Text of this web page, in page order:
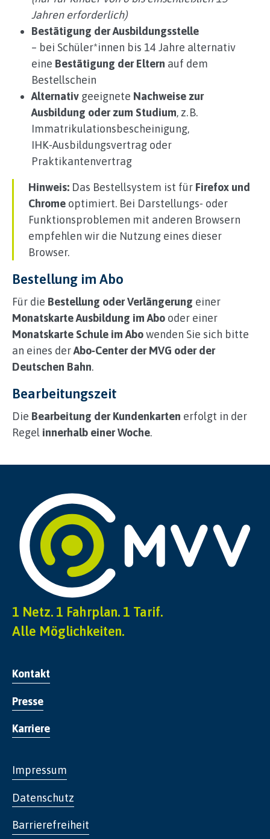
e
c
d
a
e
.
r
e
s
s
h
q
u
e
m
k
t
o
t
e
e
o
r
s
Jahren erforderlich)
Bestätigung der Ausbildungsstelle
– bei Schüler*innen bis 14 Jahre alternativ
eine Bestätigung der Eltern auf dem
Bestellschein
Alternativ geeignete Nachweise zur
Ausbildung oder zum Studium, z. B.
Immatrikulationsbescheinigung,
IHK‑Ausbildungsvertrag oder
Praktikantenvertrag
Hinweis: Das Bestellsystem ist für Firefox und
Chrome optimiert. Bei Darstellungs‑ oder
Funktionsproblemen mit anderen Browsern
empfehlen wir die Nutzung eines dieser
Browser.
Bestellung im Abo
Für die Bestellung oder Verlängerung einer
Monatskarte Ausbildung im Abo oder einer
Monatskarte Schule im Abowenden Sie sich bitte
an eines derAbo‑Center der MVG oder der
Deutschen Bahn.
Bearbeitungszeit
Die Bearbeitung der Kundenkarten erfolgt in der
Regel innerhalb einer Woche.
1 Netz. 1 Fahrplan. 1 Tarif.
Alle Möglichkeiten.
Kontakt
Presse
Karriere
Impressum
Datenschutz
Barrierefreiheit